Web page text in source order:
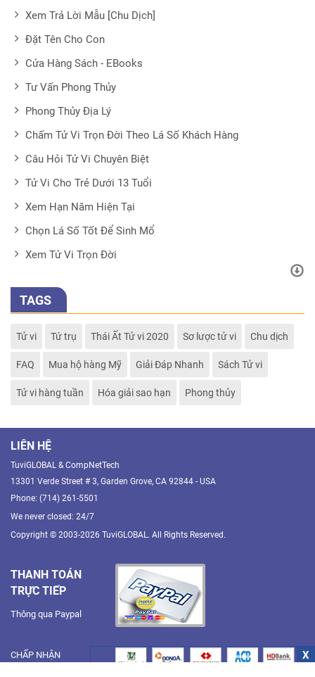
Xem Trả Lời Mẫu [Chu Dịch]
Đặt Tên Cho Con
Cửa Hàng Sách - EBooks
Tư Vấn Phong Thủy
Phong Thủy Địa Lý
Chấm Tử Vi Trọn Đời Theo Lá Số Khách Hàng
Câu Hỏi Tử Vi Chuyên Biệt
Tử Vi Cho Trẻ Dưới 13 Tuổi
Xem Hạn Năm Hiện Tại
Chọn Lá Số Tốt Để Sinh Mổ
Xem Tử Vi Trọn Đời
TAGS
Tử vi Tứ trụ Thái Ất Tử vi 2020 Sơ lược tử vi Chu dịch
FAQ Mua hộ hàng Mỹ Giải Đáp Nhanh Sách Tử vi
Tử vi hàng tuần Hóa giải sao hạn Phong thủy
LIÊN HỆ
TuviGLOBAL & CompNetTech
13301 Verde Street # 3, Garden Grove, CA 92844 - USA
Phone: (714) 261-5501
We never closed: 24/7
Copyright © 2003-2026 TuviGLOBAL. All Rights Reserved.
THANH TOÁN
TRỰC TIẾP
Thông qua Paypal
CHẤP NHẬN X